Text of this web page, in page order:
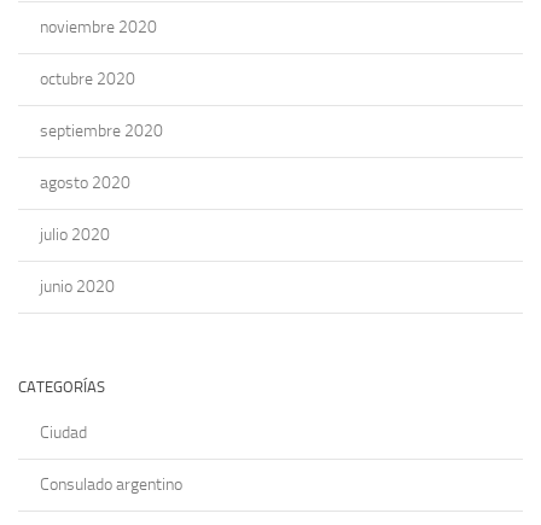
noviembre 2020
octubre 2020
septiembre 2020
agosto 2020
julio 2020
junio 2020
CATEGORÍAS
Ciudad
Consulado argentino